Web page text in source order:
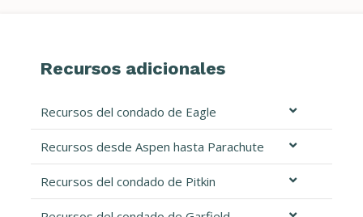
Recursos adicionales
Recursos del condado de Eagle
Recursos desde Aspen hasta Parachute
Recursos del condado de Pitkin